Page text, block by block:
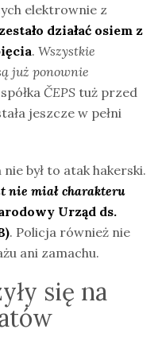
elektrownie z
działać osiem z
. Wszystkie
już ponownie
ČEPS tuż przed
jeszcze w pełni
był to atak hakerski.
nie miał charakteru
Urząd ds.
. Policja również nie
ani zamachu.
się na